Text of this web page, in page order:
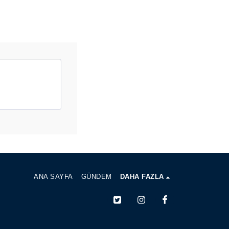
ANA SAYFA GÜNDEM DAHA FAZLA